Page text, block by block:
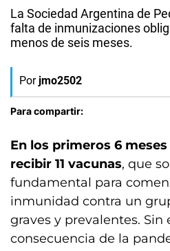
La Sociedad Argentina de
falta de inmunizaciones
menos de seis meses.
Por jmo2502
Para compartir:
En los primeros 6
recibir 11 vacunas, que
fundamental para
inmunidad contra un
graves y prevalentes.
consecuencia de la